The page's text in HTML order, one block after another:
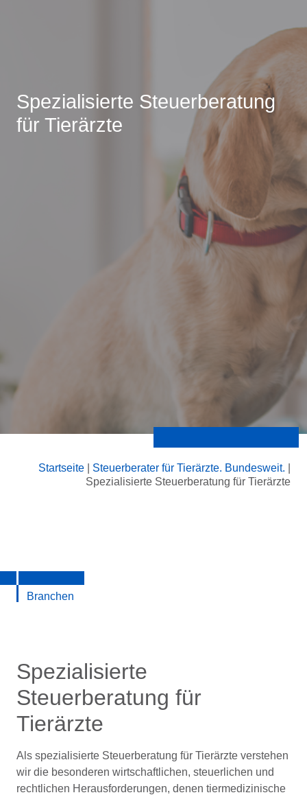
Spezialisierte Steuerberatung
für Tierärzte
Startseite Steuerberater für Tierärzte. Bundesweit.
Spezialisierte Steuerberatung für Tierärzte
Branchen
Spezialisierte
Steuerberatung für
Tierärzte
Als spezialisierte Steuerberatung für Tierärzte verstehen
wir die besonderen wirtschaftlichen, steuerlichen und
rechtlichen Herausforderungen, denen tiermedizinische